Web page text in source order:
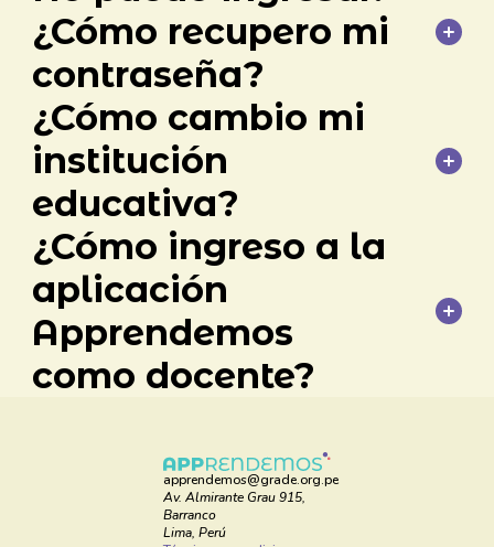
¿Cómo recupero mi
contraseña?
Portal Docente
¿Cómo cambio mi
institución
educativa?
Portal Docente
¿Cómo ingreso a la
aplicación
Apprendemos
como docente?
apprendemos@grade.org.pe
Av. Almirante Grau 915,
Barranco
Lima, Perú